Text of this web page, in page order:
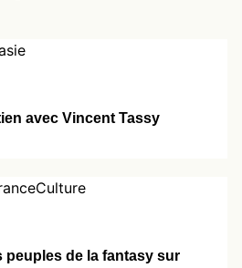
avec Vincent Tassy
peuples de la fantasy sur